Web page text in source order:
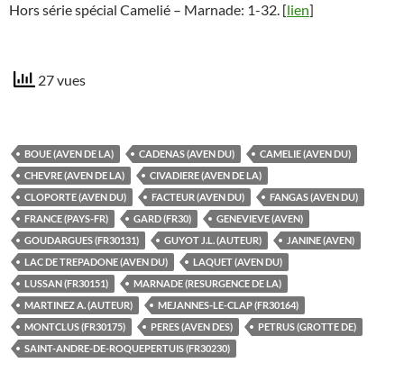
Hors série spécial Camelié – Marnade: 1-32. [lien]
27 vues
BOUE (AVEN DE LA) CADENAS (AVEN DU)
CAMELIE (AVEN DU)
CHEVRE (AVEN DE LA)
CIVADIERE (AVEN DE LA)
CLOPORTE (AVEN DU)
FACTEUR (AVEN DU)
FANGAS (AVEN DU)
FRANCE (PAYS-FR)
GARD (FR30)
GENEVIEVE (AVEN)
GOUDARGUES (FR30131)
GUYOT J.L. (AUTEUR)
JANINE (AVEN)
LAC DE TREPADONE (AVEN DU)
LAQUET (AVEN DU)
LUSSAN (FR30151)
MARNADE (RESURGENCE DE LA)
MARTINEZ A. (AUTEUR)
MEJANNES-LE-CLAP (FR30164)
MONTCLUS (FR30175)
PERES (AVEN DES)
PETRUS (GROTTE DE)
SAINT-ANDRE-DE-ROQUEPERTUIS (FR30230)